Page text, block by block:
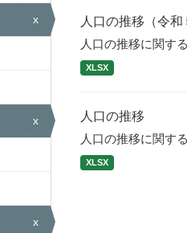
x
x
x
人口の推移（令和
人口の推移に関す
XLSX
人口の推移
人口の推移に関す
XLSX